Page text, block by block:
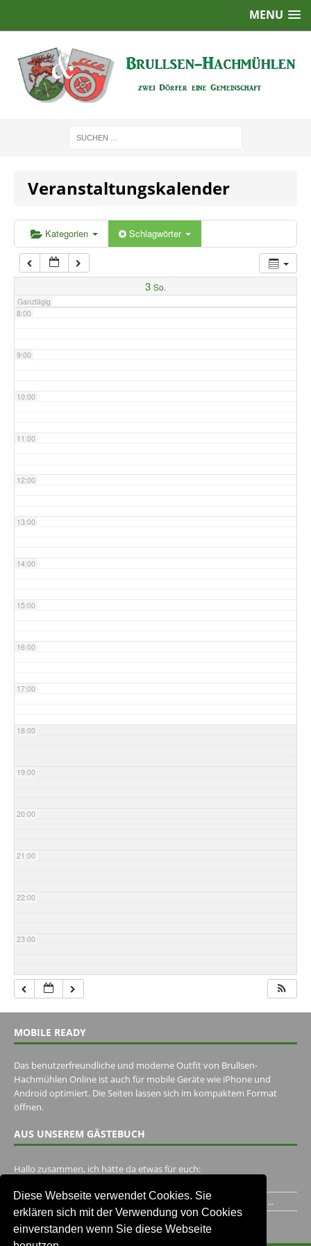
Diese Webseite verwendet Cookies. Sie
erklären sich mit der Verwendung von Cookies
einverstanden wenn Sie diese Webseite
MENU
Veranstaltungskalender
Kategorien Schlagwörter
3 So.
Ganztägig
2:00
5:00
6:00
7:00
8:00
9:00
10:00
11:00
12:00
13:00
14:00
15:00
16:00
17:00
18:00
19:00
20:00
21:00
22:00
23:00
MOBILE READY
Das benutzerfreundliche und moderne Outfit von Brullsen-
Hachmühlen Online ist auch für mobile Geräte wie iPhone und
Android optimiert. Die Seiten lassen sich im kompaktem Format
öffnen.
AUS UNSEREM GÄSTEBUCH
Hallo zusammen, ich hätte da etwas für euch:
Ich habe ein Jahr im Gasthaus Hugo Pape verbracht..Habe ihn...
Unser Gästebuch besuchen